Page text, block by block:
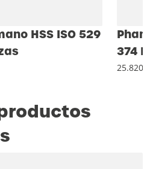
HSS ISO 529
374
25.820